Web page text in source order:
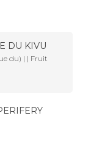
DU KIVU
du) | | Fruit